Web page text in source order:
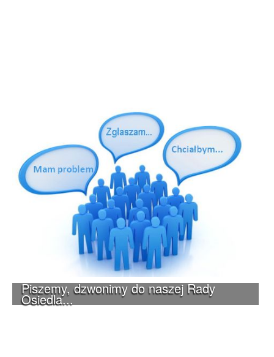
Piszemy, dzwonimy do naszej Rady
Osiedla...